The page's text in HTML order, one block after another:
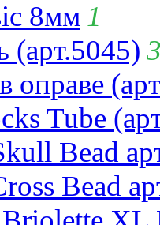
8мм 1
(арт.5045)
оправе
Tube
Bead
Bead